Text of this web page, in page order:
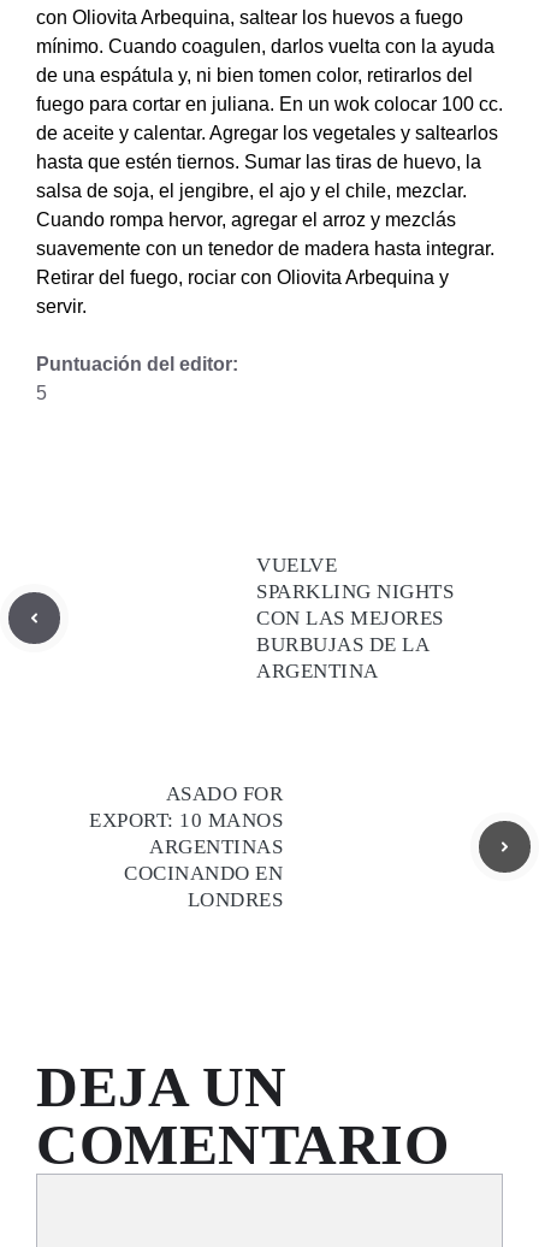
con Oliovita Arbequina, saltear los huevos a fuego
mínimo. Cuando coagulen, darlos vuelta con la ayuda
de una espátula y, ni bien tomen color, retirarlos del
fuego para cortar en juliana. En un wok colocar 100 cc.
de aceite y calentar. Agregar los vegetales y saltearlos
hasta que estén tiernos. Sumar las tiras de huevo, la
salsa de soja, el jengibre, el ajo y el chile, mezclar.
Cuando rompa hervor, agregar el arroz y mezclás
suavemente con un tenedor de madera hasta integrar.
Retirar del fuego, rociar con Oliovita Arbequina y
servir.
Puntuación del editor:
5
VUELVE
SPARKLING NIGHTS
CON LAS MEJORES
BURBUJAS DE LA
ARGENTINA
ASADO FOR
EXPORT: 10 MANOS
ARGENTINAS
COCINANDO EN
LONDRES
DEJA UN
COMENTARIO